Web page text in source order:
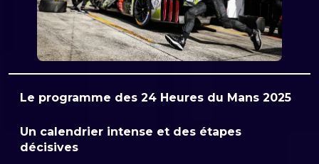
Le programme des 24 Heures du Mans 2025
Un calendrier intense et des étapes
décisives